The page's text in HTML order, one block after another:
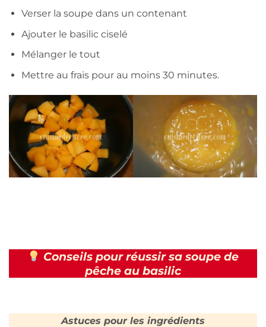
Verser la soupe dans un contenant
Ajouter le basilic ciselé
Mélanger le tout
Mettre au frais pour au moins 30 minutes.
Conseils pour réussir sa soupe de
pêche au basilic
Astuces pour les ingrédients